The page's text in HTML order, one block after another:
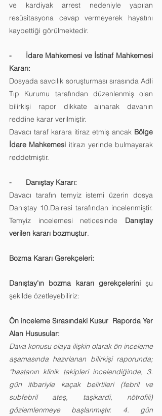
ve kardiyak arrest nedeniyle yapılan
resüsitasyona cevap vermeyerek hayatını
kaybettiği görülmektedir.
-      İdare Mahkemesi ve İstinaf Mahkemesi
Kararı:
Dosyada savcılık soruşturması sırasında Adli
Tıp Kurumu tarafından düzenlenmiş olan
bilirkişi rapor dikkate alınarak davanın
reddine karar verilmiştir.
Davacı taraf karara itiraz etmiş ancak Bölge
İdare Mahkemesi itirazı yerinde bulmayarak
reddetmiştir.
-       Danıştay Kararı:
Davacı tarafın temyiz istemi üzerin dosya
Danıştay 10.Dairesi tarafından incelenmiştir.
Temyiz incelemesi neticesinde Danıştay
verilen kararı bozmuştur.
Bozma Kararı Gerekçeleri:
Danıştay'ın bozma kararı gerekçelerini şu
şekilde özetleyebiliriz:
Ön inceleme Sırasındaki Kusur  Raporda Yer
Alan Hususular:
Dava konusu olaya ilişkin olarak ön inceleme
aşamasında hazırlanan bilirkişi raporunda;
“hastanın klinik takipleri incelendiğinde, 3.
gün itibariyle kaçak belirtileri (febril ve
subfebril ateş, taşikardi, nötrofili)
gözlemlenmeye başlanmıştır. 4. gün